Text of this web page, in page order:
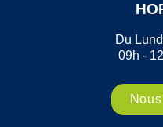
Du
09h -